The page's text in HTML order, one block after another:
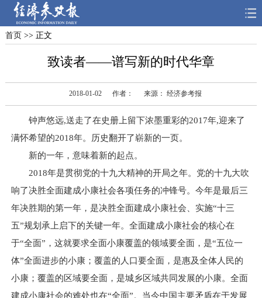
首页 深度 思想
首页 >> 正文
致读者——谱写新的时代华章
2018-01-02 作者： 来源： 经济参考报
钟声悠远,送走了在史册上留下浓墨重彩的2017年,迎来了
满怀希望的2018年。历史翻开了崭新的一页。
新的一年，意味着新的起点。
2018年是贯彻党的十九大精神的开局之年。党的十九大吹
响了决胜全面建成小康社会各项任务的冲锋号。今年是最后三
年决胜期的第一年，是决胜全面建成小康社会、实施“十三
五”规划承上启下的关键一年。全面建成小康社会的核心在
于“全面”，这就要求全面小康覆盖的领域要全面，是“五位一
体”全面进步的小康；覆盖的人口要全面，是惠及全体人民的
小康；覆盖的区域要全面，是城乡区域共同发展的小康。全面
建成小康社会的难处也在“全面”。当今中国主要矛盾在于发展